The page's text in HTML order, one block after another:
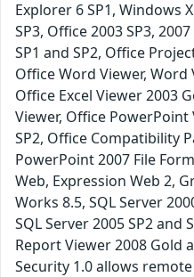
Explorer 6 SP1, Windows
SP3, Office 2003 SP3,
SP1 and SP2, Office
Office Word Viewer, Word
Office Excel Viewer 2003
Viewer, Office PowerPoint
SP2, Office Compatibility
PowerPoint 2007 File
Web, Expression Web 2,
Works 8.5, SQL Server
SQL Server 2005 SP2 and
Report Viewer 2008 Gold
Security 1.0 allows